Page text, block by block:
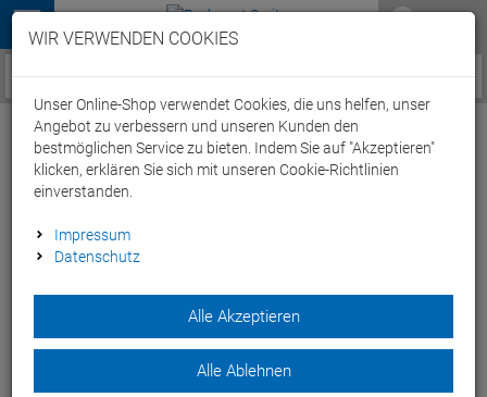
Menü
Service / Hilfe
Castelli Gregge 15 Sock Wintersocken -
L/XL dark blue/gray
Warme Füße und Schutz vor äußeren Einflüssen - die Gregge
15 Wintersocken von Castelli sind der Allrounder bei kalten
WIR VERWENDEN COOKIES
Unser Online-Shop verwendet Cookies, die uns helfen, unser
Angebot zu verbessern und unseren Kunden den
bestmöglichen Service zu bieten. Indem Sie auf "Akzeptieren"
klicken, erklären Sie sich mit unseren Cookie-Richtlinien
einverstanden.
Impressum
Datenschutz
Alle Akzeptieren
Alle Ablehnen